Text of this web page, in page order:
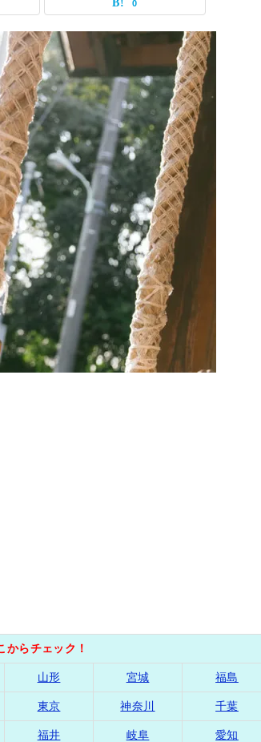
0
からチェック！
山形 宮城 福島
東京 神奈川 千葉
福井 岐阜 愛知